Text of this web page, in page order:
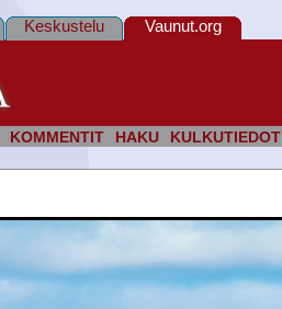
KOMMENTIT HAKU KULKUTIEDOT
Keskustelu Vaunut.org